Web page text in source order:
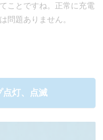
ことですね。正常に充電
問題ありません。
点灯、点滅